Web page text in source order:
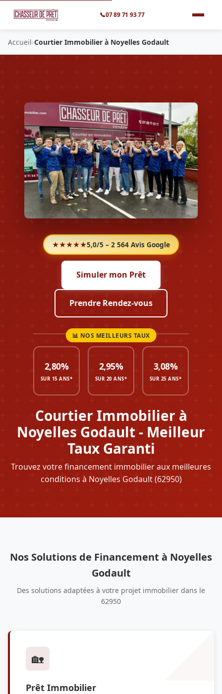
📞07 89 71 93 77
Accueil›Courtier Immobilier à Noyelles Godault
★★★★★5,0/5 – 2 564 Avis Google
Courtier Immobilier à
Noyelles Godault - Meilleur
Taux Garanti
Trouvez votre financement immobilier aux meilleures
conditions à Noyelles Godault (62950)
Simuler mon Prêt
Prendre Rendez-vous
2,80%
SUR 15 ANS*
2,95%
SUR 20 ANS*
3,08%
SUR 25 ANS*
Nos Solutions de Financement à Noyelles
Godault
Des solutions adaptées à votre projet immobilier dans le
62950
🏡
Prêt Immobilier